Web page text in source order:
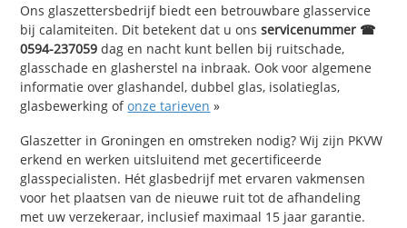
Ons glaszettersbedrijf biedt een betrouwbare glasservice
bij calamiteiten. Dit betekent dat u onsservicenummer ☎
0594-237059 dag en nacht kunt bellen bij ruitschade,
glasschade en glasherstel na inbraak. Ook voor algemene
informatie over glashandel, dubbel glas, isolatieglas,
glasbewerking ofonze tarieven »
Glaszetter in Groningen en omstreken nodig? Wij zijn PKVW
erkend en werken uitsluitend met gecertificeerde
glasspecialisten. Hét glasbedrijf met ervaren vakmensen
voor het plaatsen van de nieuwe ruit tot de afhandeling
met uw verzekeraar, inclusief maximaal 15 jaar garantie.